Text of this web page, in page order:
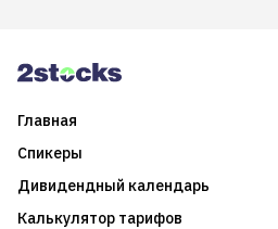
Главная
Спикеры
Дивидендный календарь
Калькулятор тарифов